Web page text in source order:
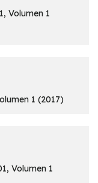
Volumen 1
1 (2017)
Volumen 1